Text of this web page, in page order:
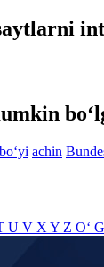
achin
U V X Y Z O‘